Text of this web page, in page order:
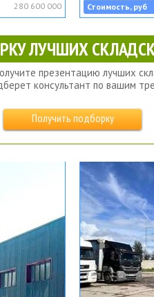
280 600 000
Стоимость, руб
ЛУЧШИХ
презентацию лучших
консультант по вашим
Получить подборку